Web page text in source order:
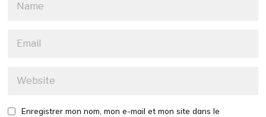
Enregistrer mon nom, mon e-mail et mon site dans le